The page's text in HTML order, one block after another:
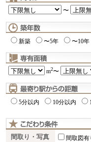
〜
新築 〜5年 〜10年
m2〜
5分以内 10分以内
間取り・写真 間取図有